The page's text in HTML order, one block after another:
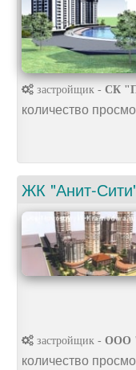
застройщик - СК
количество
ЖК "Анит-
застройщик - ООО
количество